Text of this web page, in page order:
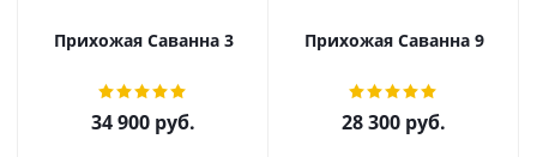
Прихожая Саванна 3
34 900 руб.
Прихожая Саванна 9
28 300 руб.